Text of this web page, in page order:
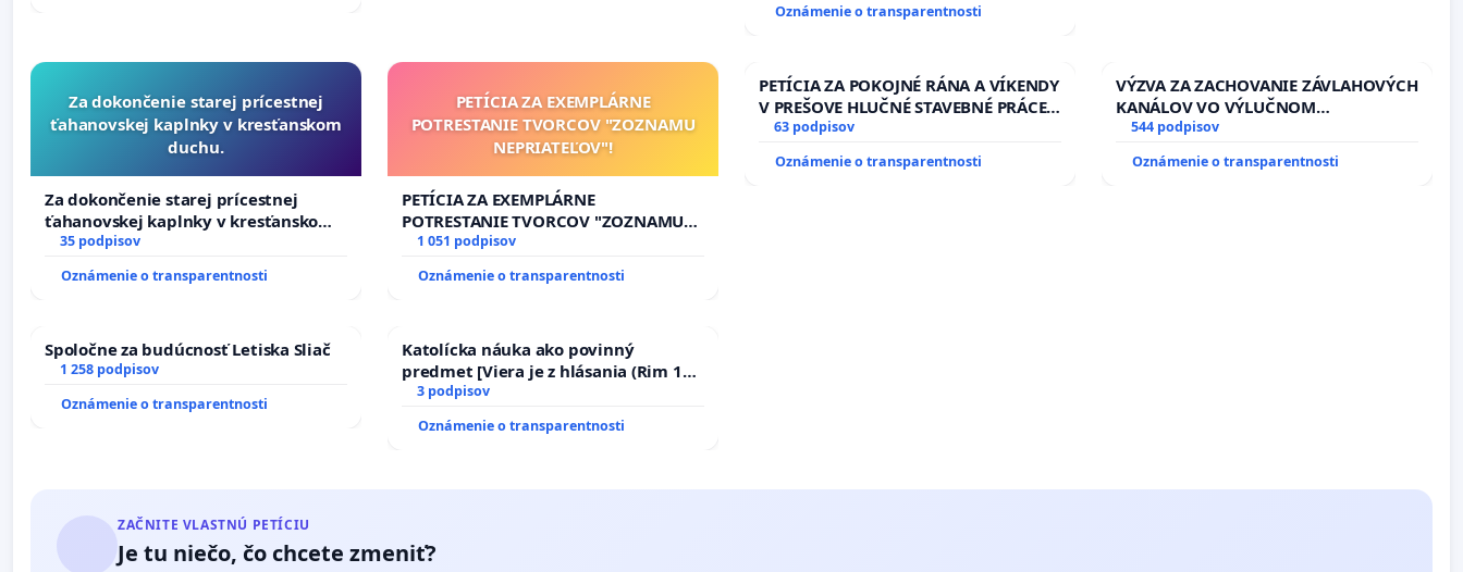
Oznámenie o transparentnosti
Za dokončenie starej prícestnej
ťahanovskej kaplnky v kresťanskom
duchu.
Za dokončenie starej prícestnej
ťahanovskej kaplnky v kresťanskom
duchu.
35 podpisov
Oznámenie o transparentnosti
PETÍCIA ZA EXEMPLÁRNE
POTRESTANIE TVORCOV "ZOZNAMU
NEPRIATEĽOV"!
PETÍCIA ZA EXEMPLÁRNE
POTRESTANIE TVORCOV "ZOZNAMU
NEPRIATEĽOV"!
1 051 podpisov
Oznámenie o transparentnosti
PETÍCIA ZA POKOJNÉ RÁNA A VÍKENDY
V PREŠOVE HLUČNÉ STAVEBNÉ PRÁCE
V SOBOTU LEN OD 9.00 DO 13.00
HOD., CEZ PRACOVNÝ TÝŽDEŇ CIEĽ
8.00 – 18.00 HOD. A PRAVIDELNÁ
63 podpisov
Oznámenie o transparentnosti
VÝZVA ZA ZACHOVANIE ZÁVLAHOVÝCH
KANÁLOV VO VÝLUČNOM
VLASTNÍCTVE A POD KONTROLOU
SLOVENSKEJ REPUBLIKY & žiadosť na
riešenie zanedbaného stavu
544 podpisov
Oznámenie o transparentnosti
Spoločne za budúcnosť Letiska Sliač
1 258 podpisov
Oznámenie o transparentnosti
Katolícka náuka ako povinný
predmet [Viera je z hlásania (Rim 10,
17)]
3 podpisov
Oznámenie o transparentnosti
ZAČNITE VLASTNÚ PETÍCIU
Je tu niečo, čo chcete zmeniť?